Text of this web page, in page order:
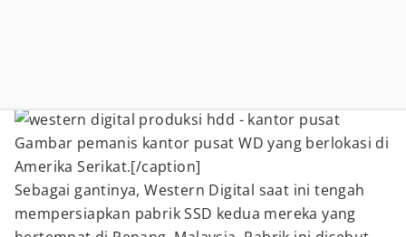
Gambar pemanis kantor pusat WD yang berlokasi di
Amerika Serikat.[/caption]
Sebagai gantinya, Western Digital saat ini tengah
mempersiapkan pabrik SSD kedua mereka yang